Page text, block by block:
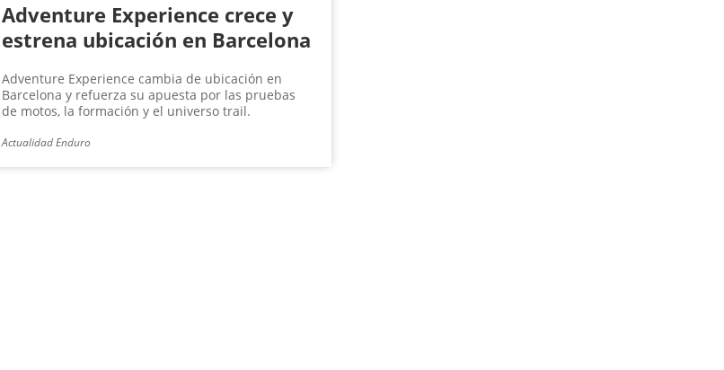
Adventure Experience crece y
estrena ubicación en Barcelona
Adventure Experience cambia de ubicación en
Barcelona y refuerza su apuesta por las pruebas
de motos, la formación y el universo trail.
Actualidad Enduro